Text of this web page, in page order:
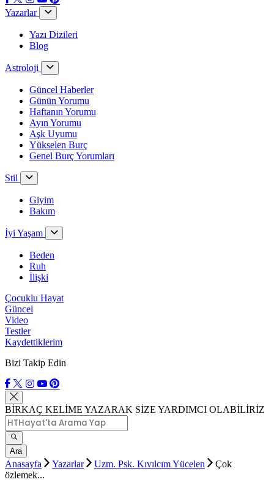
Yazarlar
Yazı Dizileri
Blog
Astroloji
Güncel Haberler
Günün Yorumu
Haftanın Yorumu
Ayın Yorumu
Aşk Uyumu
Yükselen Burç
Genel Burç Yorumları
Stil
Giyim
Bakım
İyi Yaşam
Beden
Ruh
İlişki
Çocuklu Hayat
Güncel
Video
Testler
Kaydettiklerim
Bizi Takip Edin
BİRKAÇ KELİME YAZARAK SİZE YARDIMCI OLABİLİRİZ
Ara
Anasayfa Yazarlar Uzm. Psk. Kıvılcım Yücelen
Çok
özlemek...